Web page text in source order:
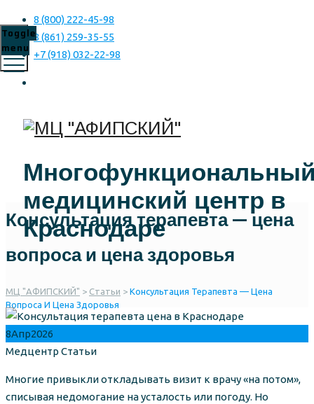
8 (800) 222-45-98
8 (861) 259-35-55
+7 (918) 032-22-98
медицинский центр в
Краснодаре
Toggle
menu
Консультация терапевта — цена
вопроса и цена здоровья
МЦ "АФИПСКИЙ" > Статьи > Консультация Терапевта — Цена
Вопроса И Цена Здоровья
8Апр2026
Author
Медцентр Categories
Статьи
Многие привыкли откладывать визит к врачу «на потом»,
списывая недомогание на усталость или погоду. Но